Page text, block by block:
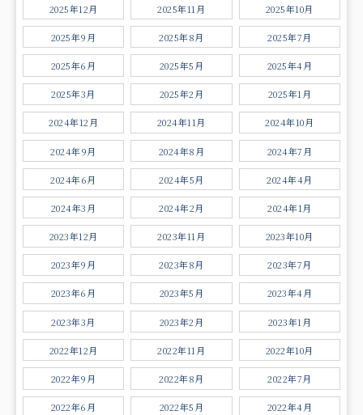
2025年12月 2025年11月 2025年10月
2025年9月 2025年8月 2025年7月
2025年6月 2025年5月 2025年4月
2025年3月 2025年2月 2025年1月
2024年12月 2024年11月 2024年10月
2024年9月 2024年8月 2024年7月
2024年6月 2024年5月 2024年4月
2024年3月 2024年2月 2024年1月
2023年12月 2023年11月 2023年10月
2023年9月 2023年8月 2023年7月
2023年6月 2023年5月 2023年4月
2023年3月 2023年2月 2023年1月
2022年12月 2022年11月 2022年10月
2022年9月 2022年8月 2022年7月
2022年6月 2022年5月 2022年4月